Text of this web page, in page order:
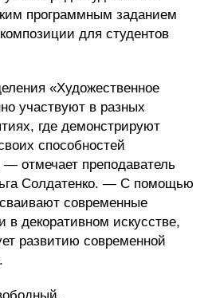
программным заданием
для студентов
«Художественное
участвуют в разных
где демонстрируют
способностей
— отмечает преподаватель
Солдатенко. — С помощью
современные
в декоративном искусстве,
развитию современной